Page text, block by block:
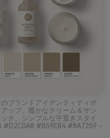
ブランドアイデンティティボ
ップ、暖かなクリーム＆サン
チ、シンプルな平置きスタイ
#D2C0A8 #B59E84 #8A7259 -